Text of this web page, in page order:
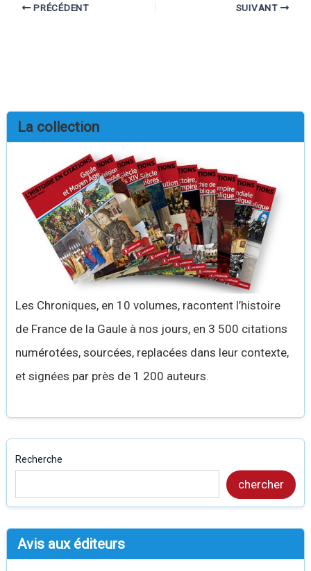
PRÉCÉDENT SUIVANT
La collection
Les Chroniques, en 10 volumes, racontent l’histoire
de France de la Gaule à nos jours, en 3 500 citations
numérotées, sourcées, replacées dans leur contexte,
et signées par près de 1 200 auteurs.
Recherche
chercher
Avis aux éditeurs